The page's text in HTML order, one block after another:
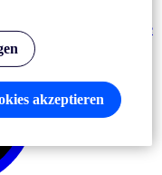
Vorfälle
akzeptieren